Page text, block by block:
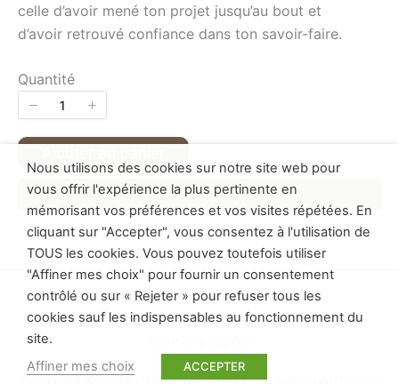
celle d’avoir mené ton projet jusqu’au bout et
d’avoir retrouvé confiance dans ton savoir-faire.
Quantité
Ajouter au panier
Politique de confidentialité
Conditions générales de vente
Nous utilisons des cookies sur notre site web pour
vous offrir l'expérience la plus pertinente en
mémorisant vos préférences et vos visites répétées. En
cliquant sur "Accepter", vous consentez à l'utilisation de
TOUS les cookies. Vous pouvez toutefois utiliser
"Affiner mes choix" pour fournir un consentement
contrôlé ou sur « Rejeter » pour refuser tous les
cookies sauf les indispensables au fonctionnement du
site.
Affiner mes choix
ACCEPTER